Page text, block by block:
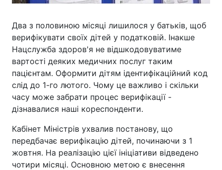
Два з половиною місяці лишилося у батьків, щоб
верифікувати своїх дітей у податковій. Інакше
Нацслужба здоров'я не відшкодовуватиме
вартості деяких медичних послуг таким
пацієнтам. Оформити дітям ідентифікаційний код
слід до 1-го лютого. Чому це важливо і скільки
часу може забрати процес верифікації -
дізнавалися наші кореспонденти.
Кабінет Міністрів ухвалив постанову, що
передбачає верифікацію дітей, починаючи з 1
жовтня. На реалізацію цієї ініціативи відведено
чотири місяці. Основною метою є внесення